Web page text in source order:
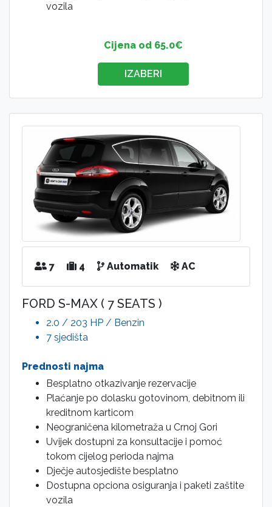
vozila
Cijena od 65.0€
IZABERI
7 4 Automatik AC
FORD S-MAX ( 7 SEATS )
2.0 / 203 HP / Benzin
7 sjedišta
Prednosti najma
Besplatno otkazivanje rezervacije
Plaćanje po dolasku gotovinom, debitnom ili
kreditnom karticom
Neograničena kilometraža u Crnoj Gori
Uvijek dostupni za konsultacije i pomoć
tokom cijelog perioda najma
Dječje autosjedište besplatno
Dostupna opciona osiguranja i paketi zaštite
vozila